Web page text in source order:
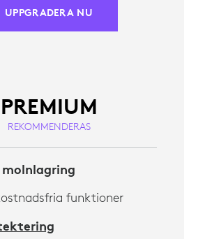
UPPGRADERA NU
PREMIUM
REKOMMENDERAS
molnlagring
funktioner